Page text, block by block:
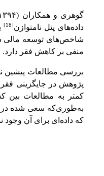
گوهری و همکاران
داده‌های پنل نامتوازن [18]
شاخص‌های توسعه مالی
منفی بر کاهش فقر دارد.
بررسی مطالعات پیشین
پژوهش در جایگزینی
کمتر به مطالعات بین
که داده‌ای برای آن وجود